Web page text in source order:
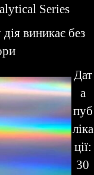
Series
виникає без
Дат
а
пуб
ліка
ції:
30